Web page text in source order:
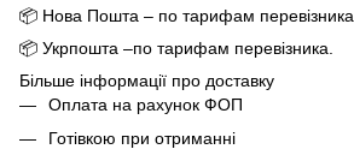
📦 Нова Пошта – по тарифам перевізника.
📦 Укрпошта –по тарифам перевізника.
Більше інформації про доставку
Оплата на рахунок ФОП
Готівкою при отриманні